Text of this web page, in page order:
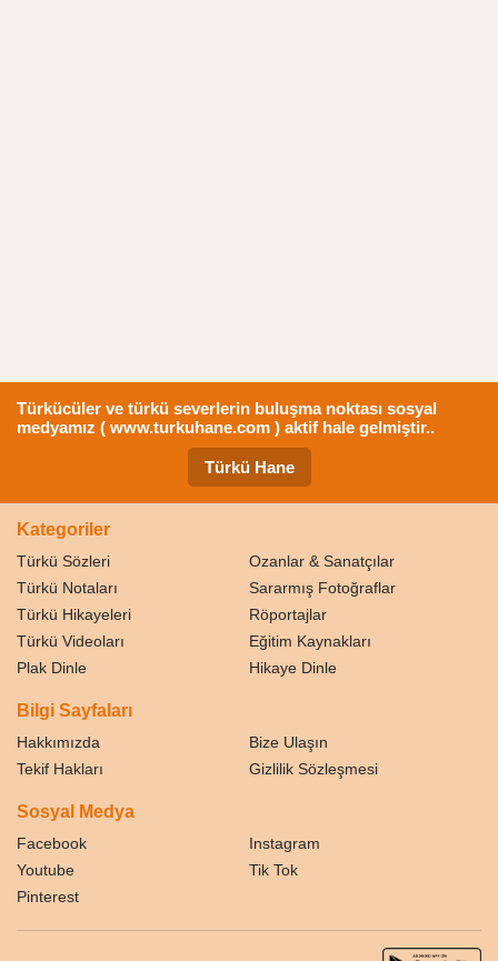
Türkücüler ve türkü severlerin buluşma noktası sosyal
medyamız ( www.turkuhane.com ) aktif hale gelmiştir..
Türkü Hane
Kategoriler
Türkü Sözleri
Ozanlar & Sanatçılar
Türkü Notaları
Sararmış Fotoğraflar
Türkü Hikayeleri
Röportajlar
Türkü Videoları
Eğitim Kaynakları
Plak Dinle
Hikaye Dinle
Bilgi Sayfaları
Hakkımızda
Bize Ulaşın
Tekif Hakları
Gizlilik Sözleşmesi
Sosyal Medya
Facebook
Instagram
Youtube
Tik Tok
Pinterest